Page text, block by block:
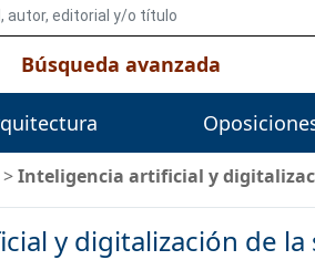
Búsqueda avanzada
>Inteligencia artificial y
y digitalización de la